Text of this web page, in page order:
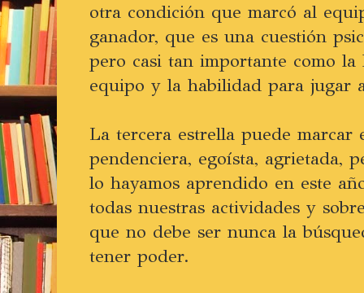
otra condición que marcó al
ganador, que es una cuestión
pero casi tan importante como
equipo y la habilidad para jugar
La tercera estrella puede
pendenciera, egoísta, agrietada,
lo hayamos aprendido en este
todas nuestras actividades y
que no debe ser nunca la
tener poder.